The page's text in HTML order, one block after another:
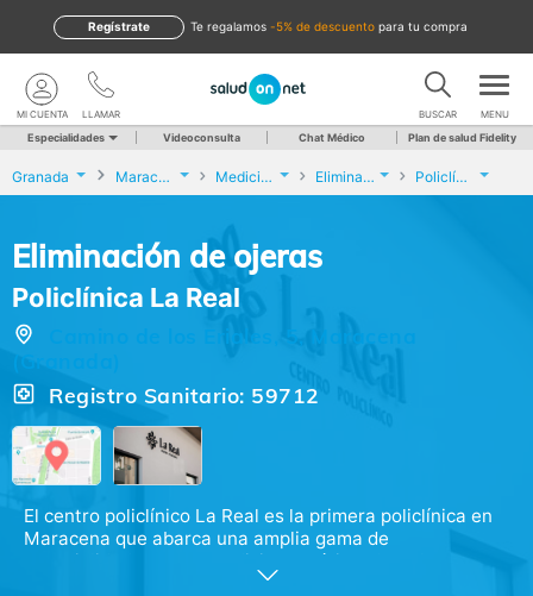
te regalamos -5% de descuento para tu compra
Regístrate
LLAMAR
MI CUENTA BUSCAR MENU
Especialidades Videoconsulta Chat Médico Plan de salud Fidelity
Granada Maracena Medicina Estética Eliminación de ojeras Policlínica La Real
Eliminación de ojeras
Policlínica La Real
Registro Sanitario: 59712
El centro policlínico La Real es la primera policlínica en
Maracena que abarca una amplia gama de
especialidades como medicina estética, dental,
fisioterapia, nutrición y podología, además de medicina